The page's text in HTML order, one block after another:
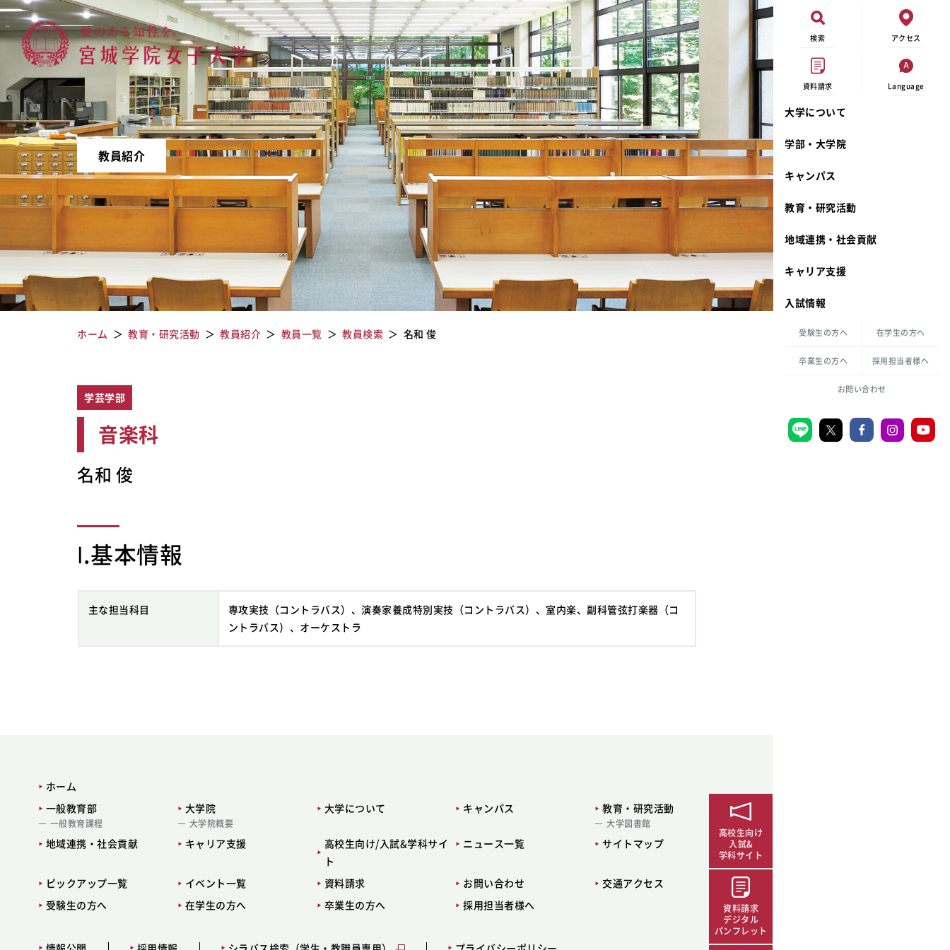
検索 アクセス
資料請求 Language
大学について
宮城学院 校歌
礼拝堂
カリキュラム・ポリシー
倫理憲章
ハラスメントの防止
共生のための多様性宣言
学部・大学院
生活文化デザイン学科
一般教育課程
キャンパス
奨学金
大学祭
キャンパスメンバーズ
教職センター
学芸員課程
図書館司書課程
教育・研究活動動物実験に関する情報公開
教員一覧
大学刊行物
地域連携・社会貢献
カリキュラム・入室方法
キャリア支援
入試情報
出張講義
大学見学
相談フォーム
資料請求
受験生の方へ 在学生の方へ
卒業生の方へ 採用担当者様へ
お問い合わせ
宮城学院女子大学
教員紹介
ホーム 教育・研究活動 教員紹介 教員一覧 教員検索 名和 俊
学芸学部
音楽科
名和 俊
Ⅰ.基本情報
主な担当科目
専攻実技（コントラバス）、演奏家養成特別実技（コントラバス）、室内楽、副科管弦打楽器（コ
ントラバス）、オーケストラ
ホーム
一般教育部
一般教育課程
大学院
大学院概要
大学について キャンパス 教育・研究活動
大学図書館
地域連携・社会貢献 キャリア支援
高校生向け/入試&学科サイ
ト
ニュース一覧 サイトマップ
ピックアップ一覧 イベント一覧 資料請求 お問い合わせ
交通アクセス
受験生の方へ
在学生の方へ 卒業生の方へ 採用担当者様へ
高校生向け
入試&
学科サイト
資料請求
デジタル
パンフレット